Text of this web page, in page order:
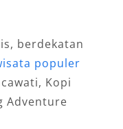
berdekatan
populer
Kopi
Adventure